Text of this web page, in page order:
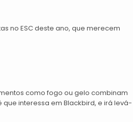
no ESC deste ano, que merecem
como fogo ou gelo combinam
interessa em Blackbird, e irá levá-